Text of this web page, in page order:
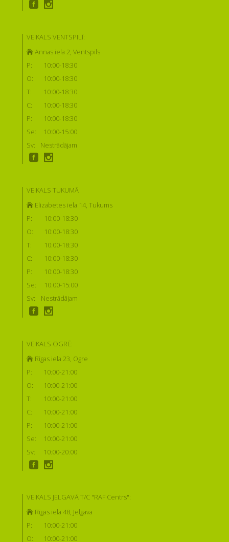
VEIKALS VENTSPILĪ:
Annas iela 2, Ventspils
P:
10:00-18:30
O:
10:00-18:30
T:
10:00-18:30
C:
10:00-18:30
P:
10:00-18:30
Se:
10:00-15:00
Sv:
Nestrādājam
VEIKALS TUKUMĀ
Elizabetes iela 14, Tukums
P:
10:00-18:30
O:
10:00-18:30
T:
10:00-18:30
C:
10:00-18:30
P:
10:00-18:30
Se:
10:00-15:00
Sv:
Nestrādājam
VEIKALS OGRĒ:
Rīgas iela 23, Ogre
P:
10:00-21:00
O:
10:00-21:00
T:
10:00-21:00
C:
10:00-21:00
P:
10:00-21:00
Se:
10:00-21:00
Sv:
10:00-20:00
VEIKALS JELGAVĀ T/C "RAF Centrs":
Rīgas iela 48, Jelgava
P:
10:00-21:00
O:
10:00-21:00